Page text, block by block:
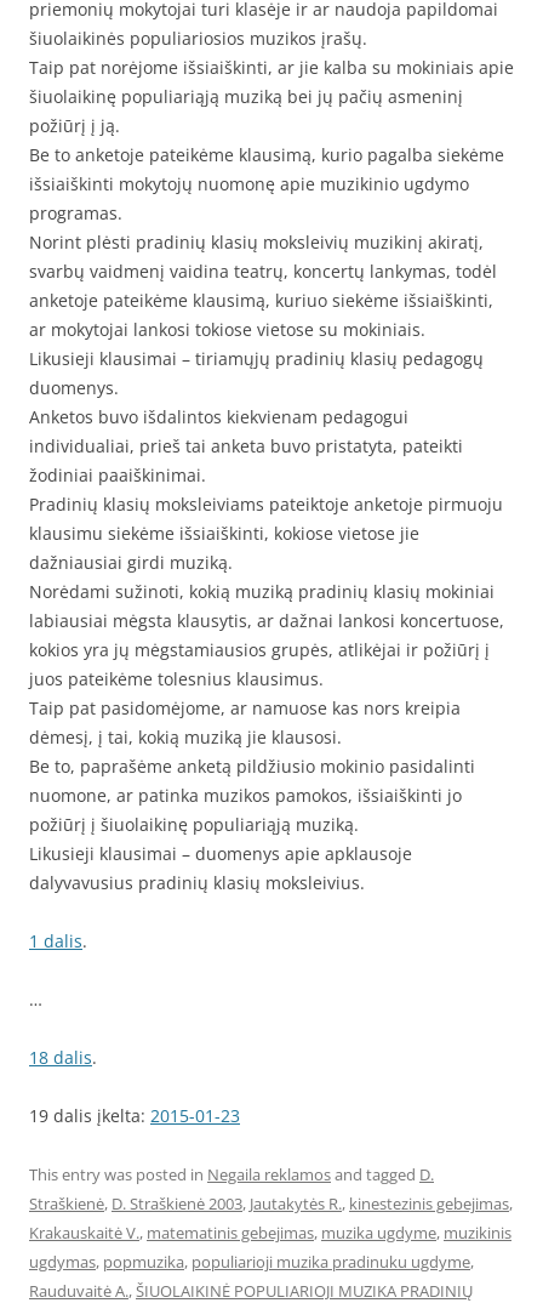
priemonių mokytojai turi klasėje ir ar naudoja papildomai
šiuolaikinės populiariosios muzikos įrašų.
Taip pat norėjome išsiaiškinti, ar jie kalba su mokiniais apie
šiuolaikinę populiariąją muziką bei jų pačių asmeninį
požiūrį į ją.
Be to anketoje pateikėme klausimą, kurio pagalba siekėme
išsiaiškinti mokytojų nuomonę apie muzikinio ugdymo
programas.
Norint plėsti pradinių klasių moksleivių muzikinį akiratį,
svarbų vaidmenį vaidina teatrų, koncertų lankymas, todėl
anketoje pateikėme klausimą, kuriuo siekėme išsiaiškinti,
ar mokytojai lankosi tokiose vietose su mokiniais.
Likusieji klausimai – tiriamųjų pradinių klasių pedagogų
duomenys.
Anketos buvo išdalintos kiekvienam pedagogui
individualiai, prieš tai anketa buvo pristatyta, pateikti
žodiniai paaiškinimai.
Pradinių klasių moksleiviams pateiktoje anketoje pirmuoju
klausimu siekėme išsiaiškinti, kokiose vietose jie
dažniausiai girdi muziką.
Norėdami sužinoti, kokią muziką pradinių klasių mokiniai
labiausiai mėgsta klausytis, ar dažnai lankosi koncertuose,
kokios yra jų mėgstamiausios grupės, atlikėjai ir požiūrį į
juos pateikėme tolesnius klausimus.
Taip pat pasidomėjome, ar namuose kas nors kreipia
dėmesį, į tai, kokią muziką jie klausosi.
Be to, paprašėme anketą pildžiusio mokinio pasidalinti
nuomone, ar patinka muzikos pamokos, išsiaiškinti jo
požiūrį į šiuolaikinę populiariąją muziką.
Likusieji klausimai – duomenys apie apklausoje
dalyvavusius pradinių klasių moksleivius.
1 dalis.
…
18 dalis.
19 dalis įkelta: 2015-01-23
This entry was posted in Negaila reklamosand tagged D.
Straškienė, D. Straškienė 2003, Jautakytės R., kinestezinis gebejimas,
Krakauskaitė V., matematinis gebejimas, muzika ugdyme, muzikinis
ugdymas, popmuzika, populiarioji muzika pradinuku ugdyme,
Rauduvaitė A.,ŠIUOLAIKINĖ POPULIARIOJI MUZIKA PRADINIŲ